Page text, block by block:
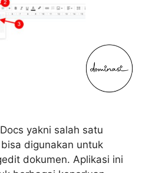
yakni salah satu
digunakan untuk
dokumen. Aplikasi ini